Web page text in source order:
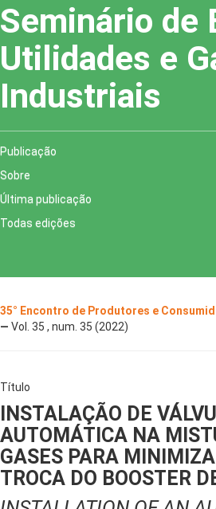
Seminário de
Utilidades e
Industriais
Publicação
Sobre
Última publicação
Todas edições
35° Encontro de Produtores e
— Vol. 35 , num. 35 (2022)
Título
INSTALAÇÃO DE
AUTOMÁTICA NA
GASES PARA
TROCA DO BOOSTER